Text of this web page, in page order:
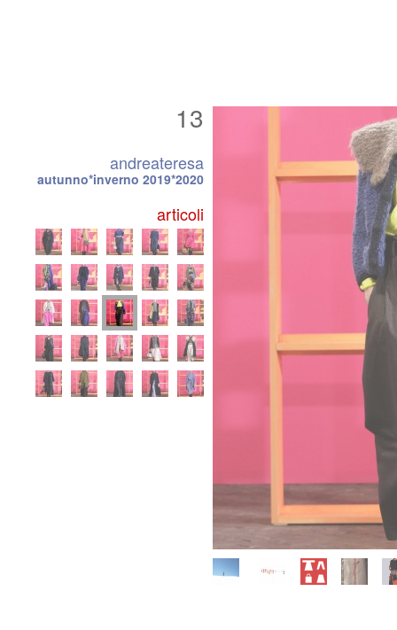
13
andreateresa
autunno*inverno 2019*2020
articoli